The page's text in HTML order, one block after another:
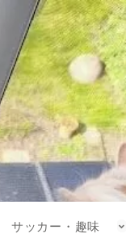
サッカー・趣味